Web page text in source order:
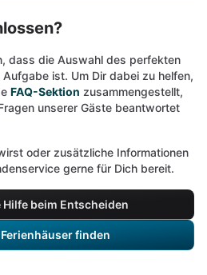
dass die Auswahl des perfekten
ist. Um Dir dabei zu helfen,
FAQ-Sektion zusammengestellt,
unserer Gäste beantwortet
oder zusätzliche Informationen
gerne für Dich bereit.
beim Entscheiden
finden